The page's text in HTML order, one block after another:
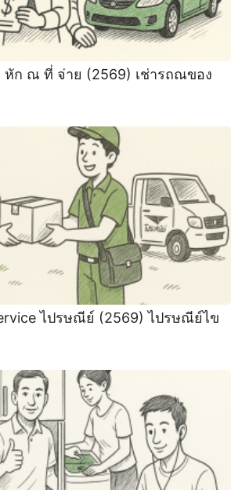
หัก ณ ที่ จ่าย (2569) เช่ารถณของ
ไปรษณีย์ (2569) ไปรษณีย์ไข